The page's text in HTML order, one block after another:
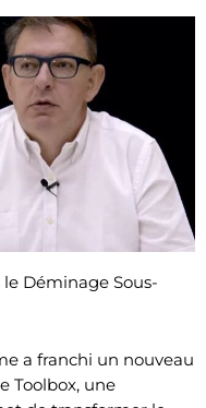
Déminage Sous-
a franchi un nouveau
Toolbox, une